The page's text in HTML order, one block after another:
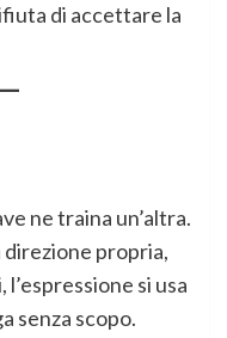
di accettare la
ne traina un’altra.
direzione propria,
si usa
senza scopo.